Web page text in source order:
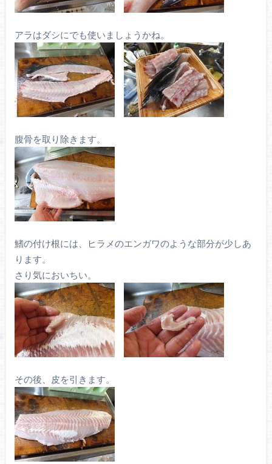
アラはダシにでも使いましょうかね。
腹骨を取り除きます。
鰭の付け根には、ヒラメのエンガワのような部分が少しあ
ります。
さり気においちい。
その後、皮を引きます。